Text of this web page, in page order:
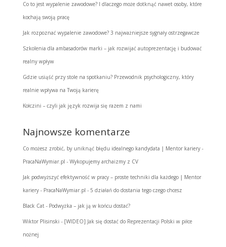
Co to jest wypalenie zawodowe? I dlaczego może dotknąć nawet osoby, które
kochają swoją pracę
Jak rozpoznać wypalenie zawodowe? 3 najważniejsze sygnały ostrzegawcze
Szkolenia dla ambasadorów marki – jak rozwijać autoprezentację i budować
realny wpływ
Gdzie usiąść przy stole na spotkaniu? Przewodnik psychologiczny, który
realnie wpływa na Twoją karierę
Kołczini – czyli jak język rozwija się razem z nami
Najnowsze komentarze
Co możesz zrobić, by uniknąć błędu idealnego kandydata | Mentor kariery -
PracaNaWymiar.pl - Wykopujemy archaizmy z CV
Jak podwyższyć efektywność w pracy – proste techniki dla każdego | Mentor
kariery - PracaNaWymiar.pl - 5 działań do dostania tego czego chcesz
Black Cat- Podwyżka – jak ją w końcu dostać?
Wiktor Plisinski - [WIDEO] Jak się dostać do Reprezentacji Polski w piłce
nożnej